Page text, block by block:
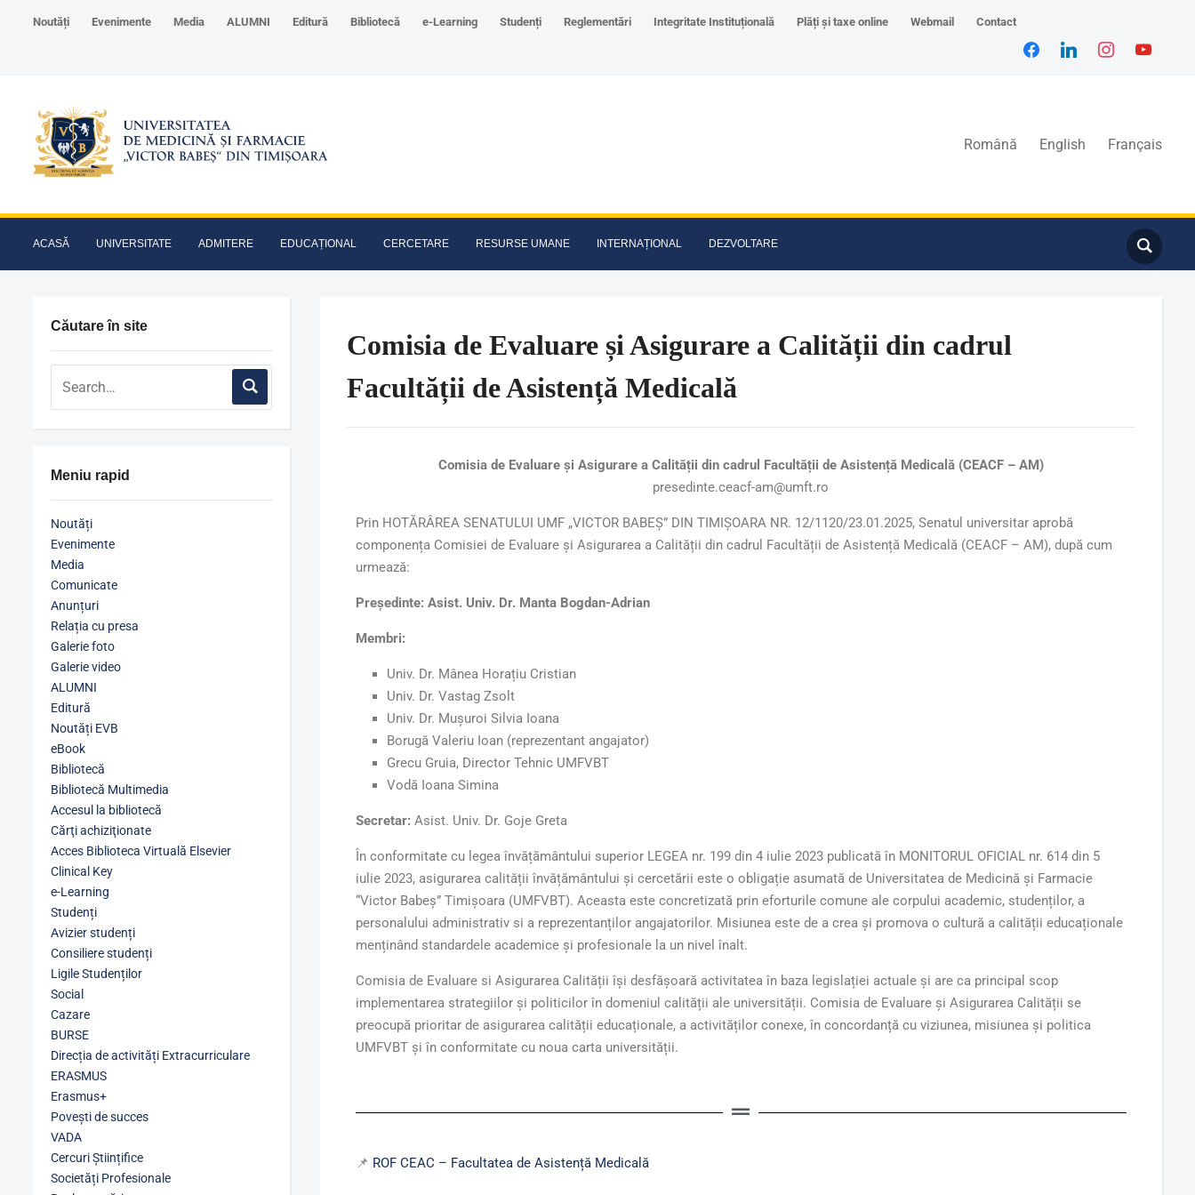
Noutăți Evenimente Media ALUMNI Editură Bibliotecă e-Learning Studenți Reglementări Integritate Instituțională Plăți și taxe online Webmail Contact
Română English Français
ACASĂ UNIVERSITATE ADMITERE EDUCAȚIONAL CERCETARE RESURSE UMANE INTERNAȚIONAL DEZVOLTARE
Căutare în site
Meniu rapid
Noutăți
Evenimente
Media
Comunicate
Anunțuri
Relația cu presa
Galerie foto
Galerie video
ALUMNI
Editură
Noutăți EVB
eBook
Bibliotecă
Bibliotecă Multimedia
Accesul la bibliotecă
Cărţi achiziţionate
Acces Biblioteca Virtuală Elsevier
Clinical Key
e-Learning
Studenți
Avizier studenți
Consiliere studenți
Ligile Studenților
Social
Cazare
BURSE
Direcția de activități Extracurriculare
ERASMUS
Erasmus+
Povești de succes
VADA
Cercuri Științifice
Societăți Profesionale
Comisia de Evaluare și Asigurare a Calității din cadrul
Facultății de Asistență Medicală
Comisia de Evaluare și Asigurare a Calității din cadrul Facultății de Asistență Medicală (CEACF – AM)
presedinte.ceacf-am@umft.ro
Prin HOTĂRÂREA SENATULUI UMF „VICTOR BABEȘ” DIN TIMIȘOARA NR. 12/1120/23.01.2025, Senatul universitar aprobă
componența Comisiei de Evaluare și Asigurarea a Calității din cadrul Facultății de Asistență Medicală (CEACF – AM), după cum
urmează:
Președinte: Asist. Univ. Dr. Manta Bogdan-Adrian
Membri:
Univ. Dr. Mânea Horațiu Cristian
Univ. Dr. Vastag Zsolt
Univ. Dr. Mușuroi Silvia Ioana
Borugă Valeriu Ioan (reprezentant angajator)
Grecu Gruia, Director Tehnic UMFVBT
Vodă Ioana Simina
Secretar: Asist. Univ. Dr. Goje Greta
În conformitate cu legea învățământului superior LEGEA nr. 199 din 4 iulie 2023 publicată în MONITORUL OFICIAL nr. 614 din 5
iulie 2023, asigurarea calității învățământului şi cercetării este o obligație asumată de Universitatea de Medicină și Farmacie
“Victor Babeș” Timișoara (UMFVBT). Aceasta este concretizată prin eforturile comune ale corpului academic, studenților, a
personalului administrativ si a reprezentanților angajatorilor. Misiunea este de a crea și promova o cultură a calității educaționale
menținând standardele academice și profesionale la un nivel înalt.
Comisia de Evaluare si Asigurarea Calității își desfășoară activitatea în baza legislației actuale și are ca principal scop
implementarea strategiilor și politicilor în domeniul calității ale universității. Comisia de Evaluare și Asigurarea Calității se
preocupă prioritar de asigurarea calității educaționale, a activităților conexe, în concordanță cu viziunea, misiunea și politica
UMFVBT și în conformitate cu noua carta universității.
📌 ROF CEAC – Facultatea de Asistență Medicală